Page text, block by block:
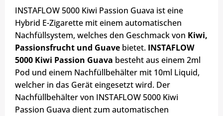
INSTAFLOW 5000 Kiwi Passion Guava ist eine
Hybrid E-Zigarette mit einem automatischen
Nachfüllsystem, welches den Geschmack von Kiwi,
Passionsfrucht und Guave bietet. INSTAFLOW
5000 Kiwi Passion Guava besteht aus einem 2ml
Pod und einem Nachfüllbehälter mit 10ml Liquid,
welcher in das Gerät eingesetzt wird. Der
Nachfüllbehälter von INSTAFLOW 5000 Kiwi
Passion Guava dient zum automatischen